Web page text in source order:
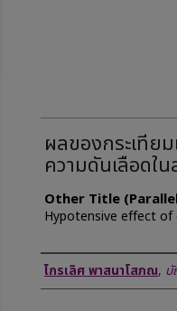
ผลของกระเทีย
ความดันเลือดใ
Other Title
Hypotensive effect of
Author
ไกรเลิศ พาสนาโสภณ, บั